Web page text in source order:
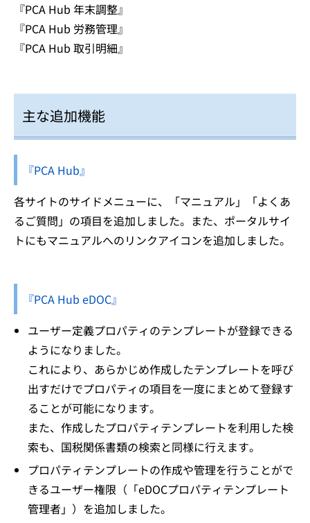
『PCA Hub 年末調整』
『PCA Hub 労務管理』
『PCA Hub 取引明細』
主な追加機能
『PCA Hub』
各サイトのサイドメニューに、「マニュアル」「よくあ
るご質問」の項目を追加しました。また、ポータルサイ
トにもマニュアルへのリンクアイコンを追加しました。
『PCA Hub eDOC』
ユーザー定義プロパティのテンプレートが登録できる
ようになりました。
これにより、あらかじめ作成したテンプレートを呼び
出すだけでプロパティの項目を一度にまとめて登録す
ることが可能になります。
また、作成したプロパティテンプレートを利用した検
索も、国税関係書類の検索と同様に行えます。
プロパティテンプレートの作成や管理を行うことがで
きるユーザー権限（「eDOCプロパティテンプレート
管理者」）を追加しました。